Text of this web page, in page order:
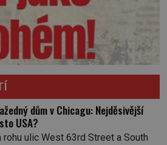
dům v Chicagu: Nejděsivější
USA?
rohu ulic West 63rd Street a South